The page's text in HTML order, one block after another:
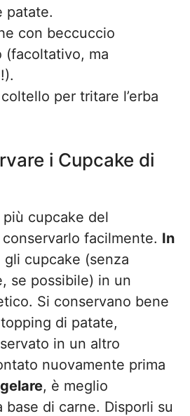
patate.
con beccuccio
(facoltativo, ma
per tritare l’erba
i Cupcake di
cupcake del
facilmente. In
gli cupcake (senza
se possibile) in un
Si conservano bene
di patate,
in un altro
nuovamente prima
, è meglio
base di carne. Disporli su